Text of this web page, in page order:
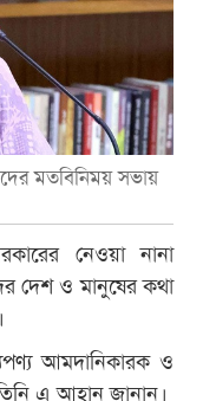
মতবিনিময় সভায়
নেওয়া নানা
দেশ ও মানুষের কথা
আমদানিকারক ও
এ আহ্বান জানান।